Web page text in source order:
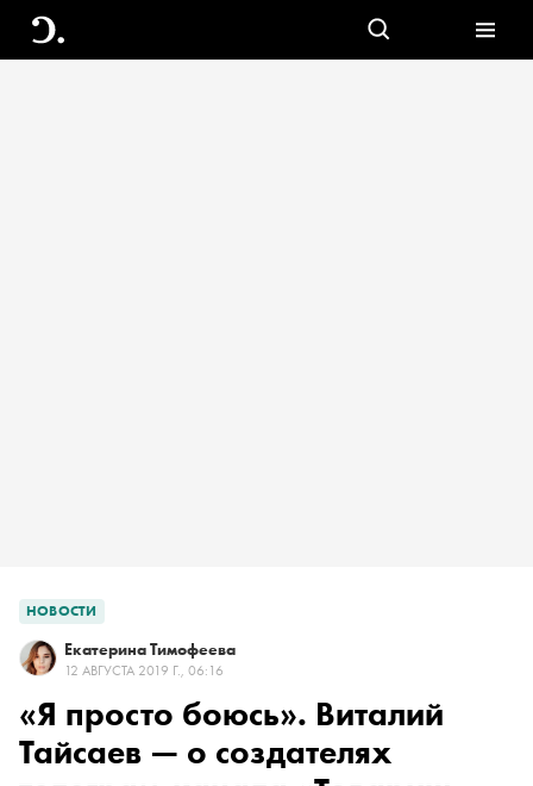
НОВОСТИ
Екатерина Тимофеева
12 АВГУСТА 2019 Г., 06:16
«Я просто боюсь». Виталий
Тайсаев — о создателях